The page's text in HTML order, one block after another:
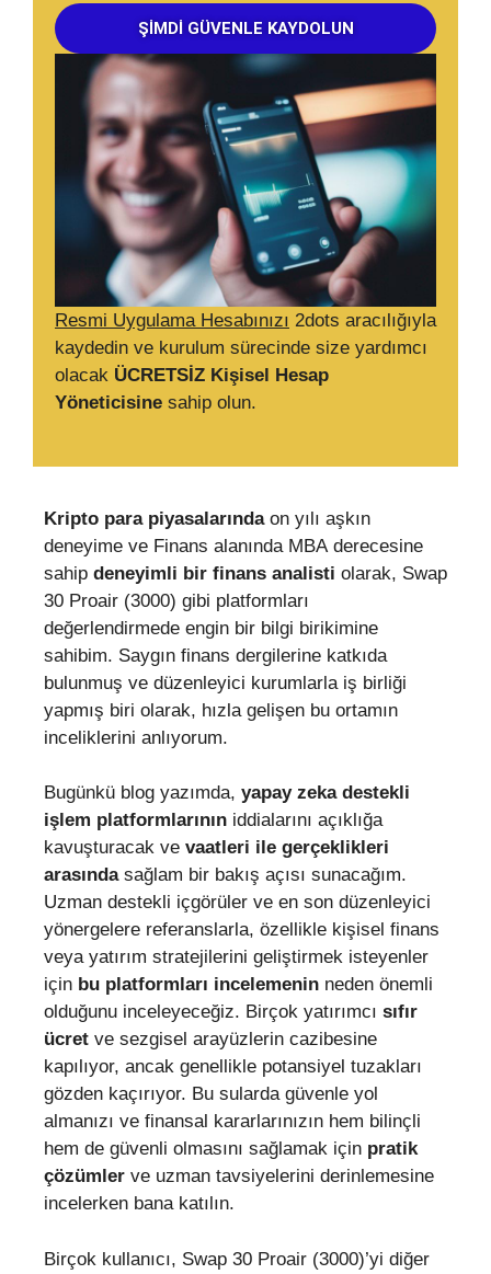
Resmi Uygulama Hesabınızı 2dots aracılığıyla
kaydedin ve kurulum sürecinde size yardımcı
olacak ÜCRETSİZ Kişisel Hesap
Yöneticisine sahip olun.
ŞIMDI GÜVENLE KAYDOLUN
Kripto para piyasalarındaon yılı aşkın
deneyime ve Finans alanında MBA derecesine
sahip deneyimli bir finans analisti olarak, Swap
30 Proair (3000) gibi platformları
değerlendirmede engin bir bilgi birikimine
sahibim. Saygın finans dergilerine katkıda
bulunmuş ve düzenleyici kurumlarla iş birliği
yapmış biri olarak, hızla gelişen bu ortamın
inceliklerini anlıyorum.
Bugünkü blog yazımda, yapay zeka destekli
işlem platformlarının iddialarını açıklığa
kavuşturacak ve vaatleri ile gerçeklikleri
arasındasağlam bir bakış açısı sunacağım.
Uzman destekli içgörüler ve en son düzenleyici
yönergelere referanslarla, özellikle kişisel finans
veya yatırım stratejilerini geliştirmek isteyenler
için bu platformları incelemenin neden önemli
olduğunu inceleyeceğiz. Birçok yatırımcı sıfır
ücret ve sezgisel arayüzlerin cazibesine
kapılıyor, ancak genellikle potansiyel tuzakları
gözden kaçırıyor. Bu sularda güvenle yol
almanızı ve finansal kararlarınızın hem bilinçli
hem de güvenli olmasını sağlamak için pratik
çözümler ve uzman tavsiyelerini derinlemesine
incelerken bana katılın.
Birçok kullanıcı, Swap 30 Proair (3000)’yi diğer